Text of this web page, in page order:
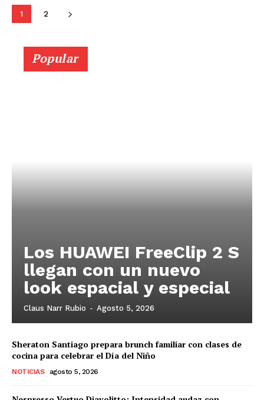
1 2
Popular
Los HUAWEI FreeClip 2 S
llegan con un nuevo
look espacial y especial
Claus Narr Rubio - Agosto 5, 2026
Sheraton Santiago prepara brunch familiar con clases de
cocina para celebrar el Día del Niño
NOTICIAS agosto 5, 2026